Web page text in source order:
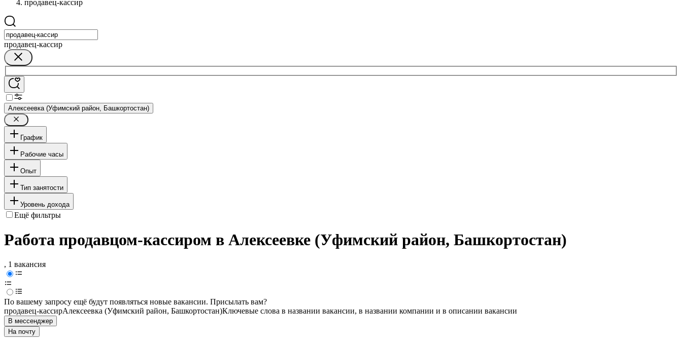
продавец-кассир
продавец-кассир
Алексеевка (Уфимский район, Башкортостан)
График
Рабочие часы
Опыт
Тип занятости
Уровень дохода
Ещё фильтры
Работа продавцом-кассиром в Алексеевке (Уфимский район, Башкортостан)
, 1 вакансия
По вашему запросу ещё будут появляться новые вакансии. Присылать вам?
продавец-кассирАлексеевка (Уфимский район, Башкортостан)Ключевые слова в названии вакансии, в названии компании и в описании вакансии
В мессенджер
На почту